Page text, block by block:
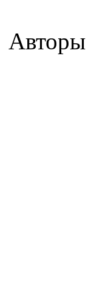
Авторы